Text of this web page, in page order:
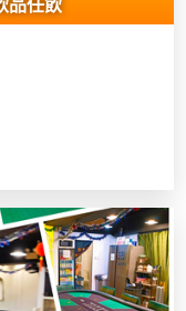
品任飲